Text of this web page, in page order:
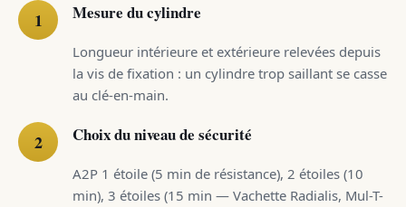
Mesure du cylindre
Longueur intérieure et extérieure relevées depuis
la vis de fixation : un cylindre trop saillant se casse
au clé-en-main.
Choix du niveau de sécurité
A2P 1 étoile (5 min de résistance), 2 étoiles (10
min), 3 étoiles (15 min — Vachette Radialis, Mul-T-